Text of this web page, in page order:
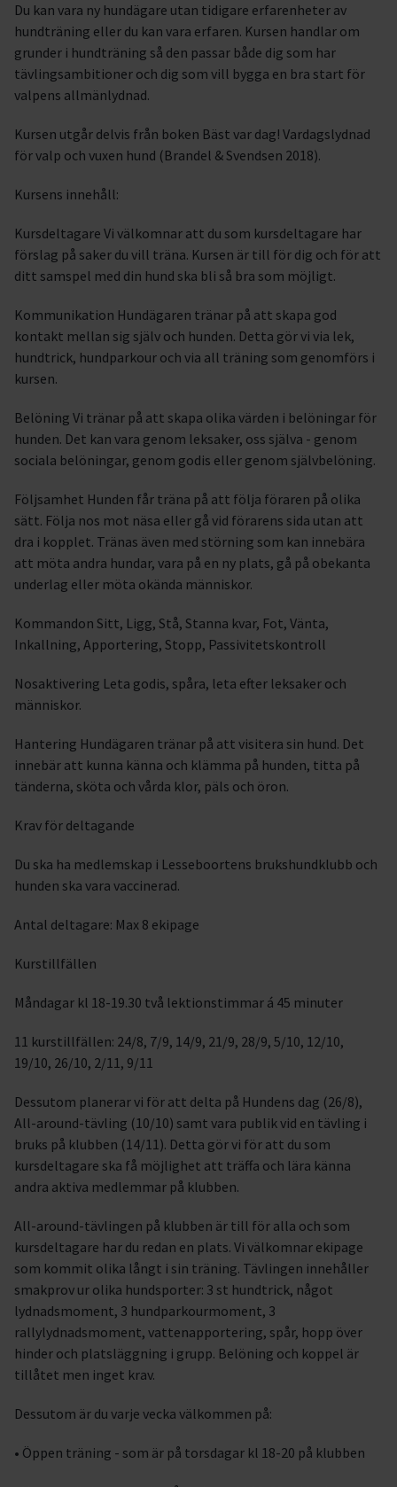
Du kan vara ny hundägare utan tidigare erfarenheter av
hundträning eller du kan vara erfaren. Kursen handlar om
grunder i hundträning så den passar både dig som har
tävlingsambitioner och dig som vill bygga en bra start för
valpens allmänlydnad.
Kursen utgår delvis från boken Bäst var dag! Vardagslydnad
för valp och vuxen hund (Brandel & Svendsen 2018).
Kursens innehåll:
Kursdeltagare Vi välkomnar att du som kursdeltagare har
förslag på saker du vill träna. Kursen är till för dig och för att
ditt samspel med din hund ska bli så bra som möjligt.
Kommunikation Hundägaren tränar på att skapa god
kontakt mellan sig själv och hunden. Detta gör vi via lek,
hundtrick, hundparkour och via all träning som genomförs i
kursen.
Belöning Vi tränar på att skapa olika värden i belöningar för
hunden. Det kan vara genom leksaker, oss själva - genom
sociala belöningar, genom godis eller genom självbelöning.
Följsamhet Hunden får träna på att följa föraren på olika
sätt. Följa nos mot näsa eller gå vid förarens sida utan att
dra i kopplet. Tränas även med störning som kan innebära
att möta andra hundar, vara på en ny plats, gå på obekanta
underlag eller möta okända människor.
Kommandon Sitt, Ligg, Stå, Stanna kvar, Fot, Vänta,
Inkallning, Apportering, Stopp, Passivitetskontroll
Nosaktivering Leta godis, spåra, leta efter leksaker och
människor.
Hantering Hundägaren tränar på att visitera sin hund. Det
innebär att kunna känna och klämma på hunden, titta på
tänderna, sköta och vårda klor, päls och öron.
Krav för deltagande
Du ska ha medlemskap i Lesseboortens brukshundklubb och
hunden ska vara vaccinerad.
Antal deltagare: Max 8 ekipage
Kurstillfällen
Måndagar kl 18-19.30 två lektionstimmar á 45 minuter
11 kurstillfällen: 24/8, 7/9, 14/9, 21/9, 28/9, 5/10, 12/10,
19/10, 26/10, 2/11, 9/11
Dessutom planerar vi för att delta på Hundens dag (26/8),
All-around-tävling (10/10) samt vara publik vid en tävling i
bruks på klubben (14/11). Detta gör vi för att du som
kursdeltagare ska få möjlighet att träffa och lära känna
andra aktiva medlemmar på klubben.
All-around-tävlingen på klubben är till för alla och som
kursdeltagare har du redan en plats. Vi välkomnar ekipage
som kommit olika långt i sin träning. Tävlingen innehåller
smakprov ur olika hundsporter: 3 st hundtrick, något
lydnadsmoment, 3 hundparkourmoment, 3
rallylydnadsmoment, vattenapportering, spår, hopp över
hinder och platsläggning i grupp. Belöning och koppel är
tillåtet men inget krav.
Dessutom är du varje vecka välkommen på:
• Öppen träning - som är på torsdagar kl 18-20 på klubben